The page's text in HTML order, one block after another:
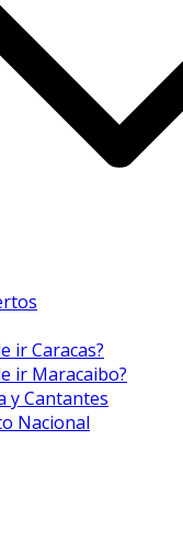
ir Caracas?
ir Maracaibo?
y Cantantes
Nacional